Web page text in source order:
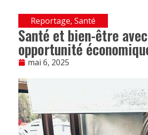
Reportage, Santé
Santé et bien-être
opportunité
mai 6, 2025